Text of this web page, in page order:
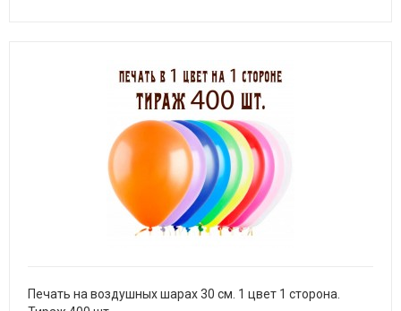
Печать на воздушных шарах 30 см. 1 цвет 1 сторона.